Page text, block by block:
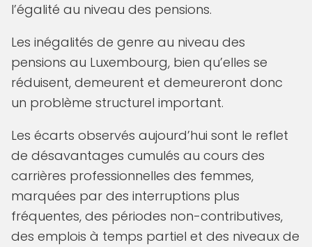
l’égalité au niveau des pensions.
Les inégalités de genre au niveau des
pensions au Luxembourg, bien qu’elles se
réduisent, demeurent et demeureront donc
un problème structurel important.
Les écarts observés aujourd’hui sont le reflet
de désavantages cumulés au cours des
carrières professionnelles des femmes,
marquées par des interruptions plus
fréquentes, des périodes non-contributives,
des emplois à temps partiel et des niveaux de